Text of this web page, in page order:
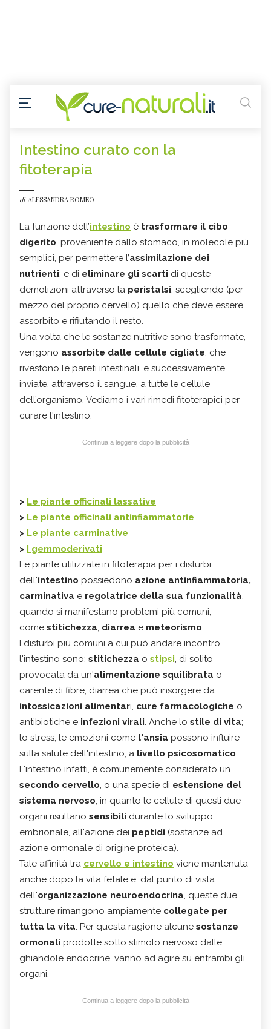
Intestino curato con la
fitoterapia
di ALESSANDRA ROMEO
La funzione dell’intestino è trasformare il cibo
digerito, proveniente dallo stomaco, in molecole più
semplici, per permettere l’assimilazione dei
nutrienti; e di eliminare gli scarti di queste
demolizioni attraverso la peristalsi, scegliendo (per
mezzo del proprio cervello) quello che deve essere
assorbito e rifiutando il resto.
Una volta che le sostanze nutritive sono trasformate,
vengono assorbite dalle cellule cigliate, che
rivestono le pareti intestinali, e successivamente
inviate, attraverso il sangue, a tutte le cellule
dell’organismo. Vediamo i vari rimedi fitoterapici per
curare l'intestino.
Continua a leggere dopo la pubblicità
> Le piante officinali lassative
> Le piante officinali antinfiammatorie
> Le piante carminative
> I gemmoderivati
Le piante utilizzate in fitoterapia per i disturbi
dell'intestino possiedono azione antinfiammatoria,
carminativa e regolatrice della sua funzionalità,
quando si manifestano problemi più comuni,
come stitichezza, diarrea e meteorismo.
I disturbi più comuni a cui può andare incontro
l'intestino sono: stitichezza o stipsi, di solito
provocata da un'alimentazione squilibrata o
carente di fibre; diarrea che può insorgere da
intossicazioni alimentari, cure farmacologiche o
antibiotiche e infezioni virali. Anche lo stile di vita;
lo stress; le emozioni come l'ansia possono influire
sulla salute dell'intestino, a livello psicosomatico.
L'intestino infatti, è comunemente considerato un
secondo cervello, o una specie di estensione del
sistema nervoso, in quanto le cellule di questi due
organi risultano sensibili durante lo sviluppo
embrionale, all'azione dei peptidi (sostanze ad
azione ormonale di origine proteica).
Tale affinità tra cervello e intestino viene mantenuta
anche dopo la vita fetale e, dal punto di vista
dell'organizzazione neuroendocrina, queste due
strutture rimangono ampiamente collegate per
tutta la vita. Per questa ragione alcune sostanze
ormonali prodotte sotto stimolo nervoso dalle
ghiandole endocrine, vanno ad agire su entrambi gli
organi.
Continua a leggere dopo la pubblicità